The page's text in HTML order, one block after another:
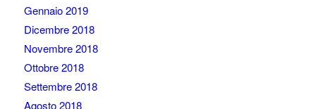
Gennaio 2019
Dicembre 2018
Novembre 2018
Ottobre 2018
Settembre 2018
Agosto 2018